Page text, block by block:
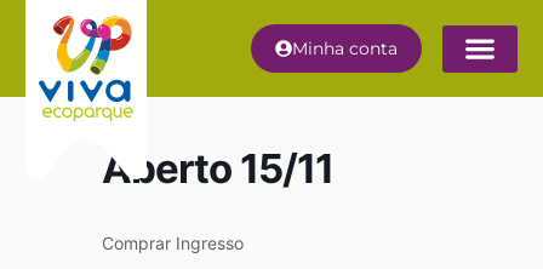
Minha conta
Aberto 15/11
Comprar Ingresso